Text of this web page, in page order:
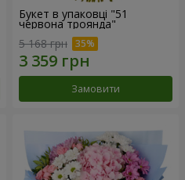
Букет в упаковці "51
червона троянда"
5 168 грн
Замовити